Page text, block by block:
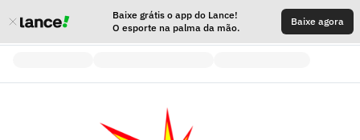
Baixe grátis o app do Lance!
O esporte na palma da mão.
Baixe agora